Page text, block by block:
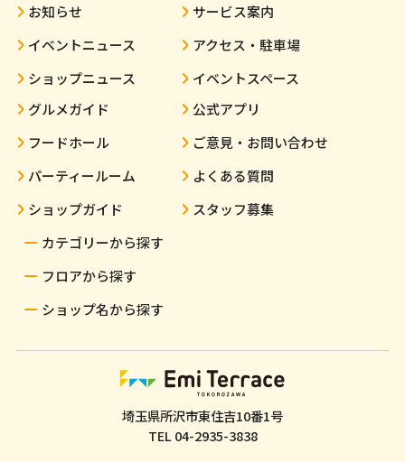
お知らせ
イベントニュース
ショップニュース
グルメガイド
フードホール
パーティールーム
ショップガイド
カテゴリーから探す
フロアから探す
ショップ名から探す
サービス案内
アクセス・駐車場
イベントスペース
公式アプリ
ご意見・お問い合わせ
よくある質問
スタッフ募集
埼玉県所沢市東住吉10番1号
TEL04-2935-3838